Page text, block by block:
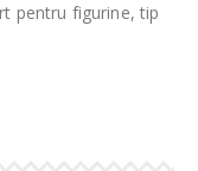
pentru figurine, tip